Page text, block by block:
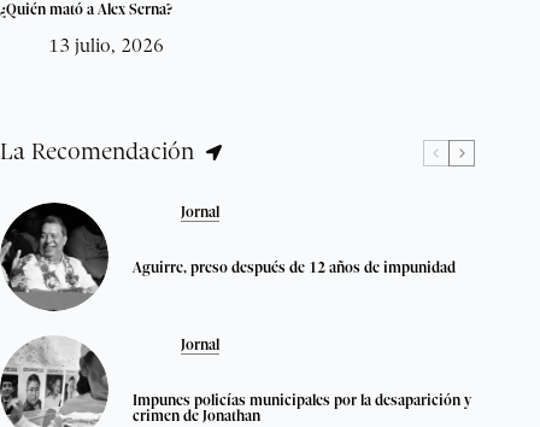
¿Quién mató a Alex Serna?
13 julio, 2026
La Recomendación
Jornal
Aguirre, preso después de 12 años de impunidad
Jornal
Impunes policías municipales por la desaparición y
crimen de Jonathan